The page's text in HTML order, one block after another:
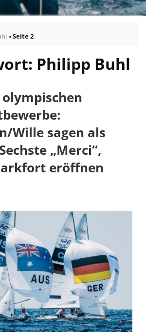
»Seite 2
Philipp Buhl
olympischen
Wille sagen als
„Merci“,
eröffnen